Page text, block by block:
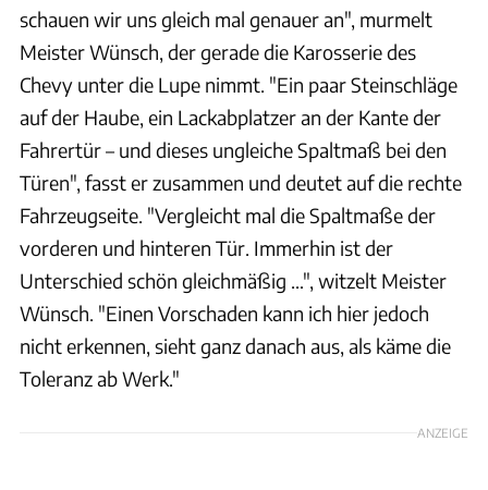
schauen wir uns gleich mal genauer an", murmelt
Meister Wünsch, der gerade die Karosserie des
Chevy unter die Lupe nimmt. "Ein paar Steinschläge
auf der Haube, ein Lackabplatzer an der Kante der
Fahrertür – und dieses ungleiche Spaltmaß bei den
Türen", fasst er zusammen und deutet auf die rechte
Fahrzeugseite. "Vergleicht mal die Spaltmaße der
vorderen und hinteren Tür. Immerhin ist der
Unterschied schön gleichmäßig …", witzelt Meister
Wünsch. "Einen Vorschaden kann ich hier jedoch
nicht erkennen, sieht ganz danach aus, als käme die
Toleranz ab Werk."
ANZEIGE